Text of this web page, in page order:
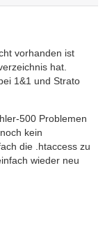
vorhanden ist
hat.
1&1 und Strato
500 Problemen
kein
die .htaccess zu
wieder neu